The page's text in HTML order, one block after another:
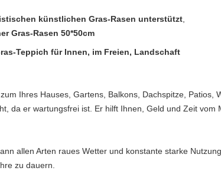
künstlichen Gras-Rasen unterstützt
Gras-Rasen 50*50cm
Teppich für Innen, im Freien, Landschaft
Ihres Hauses, Gartens, Balkons, Dachspitze, Patios,
da er wartungsfrei ist. Er hilft Ihnen, Geld und Zeit vom
allen Arten raues Wetter und konstante starke
zu dauern.